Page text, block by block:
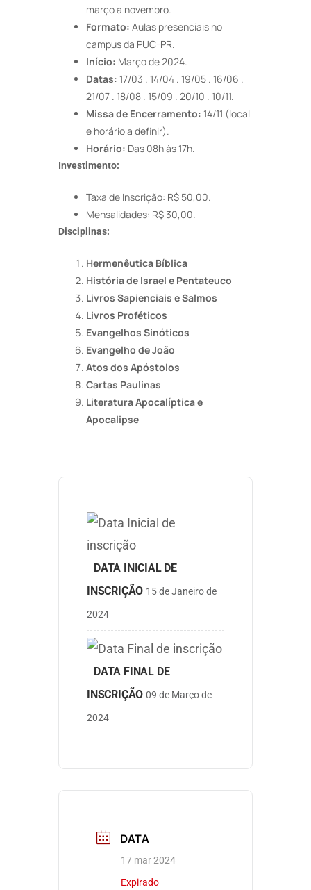
março a novembro.
Formato: Aulas presenciais no
campus da PUC-PR.
Início: Março de 2024.
Datas: 17/03 . 14/04 . 19/05 . 16/06 .
21/07 . 18/08 . 15/09 . 20/10 . 10/11.
Missa de Encerramento: 14/11 (local
e horário a definir).
Horário: Das 08h às 17h.
Investimento:
Taxa de Inscrição: R$ 50,00.
Mensalidades: R$ 30,00.
Disciplinas:
Hermenêutica Bíblica
História de Israel e Pentateuco
Livros Sapienciais e Salmos
Livros Proféticos
Evangelhos Sinóticos
Evangelho de João
Atos dos Apóstolos
Cartas Paulinas
Literatura Apocalíptica e
Apocalipse
DATA INICIAL DE
INSCRIÇÃO 15 de Janeiro de
2024
DATA FINAL DE
INSCRIÇÃO 09 de Março de
2024
DATA
17 mar 2024
Expirado